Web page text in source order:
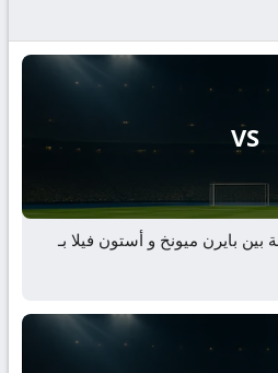
VS
بين بايرن ميونخ و أستون فيلا بـ